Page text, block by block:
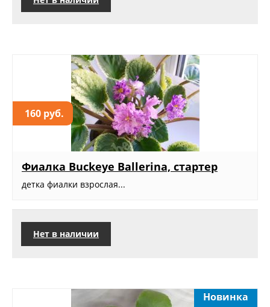
160 руб.
Фиалка Buckeye Ballerina, стартер
детка фиалки взрослая...
Нет в наличии
Новинка